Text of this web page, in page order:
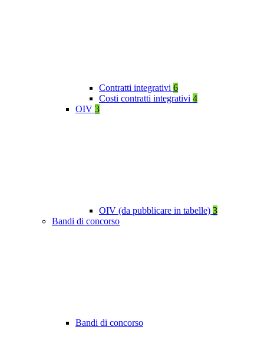
Contratti integrativi 6
Costi contratti integrativi 4
OIV 3
OIV (da pubblicare in tabelle) 3
Bandi di concorso
Bandi di concorso